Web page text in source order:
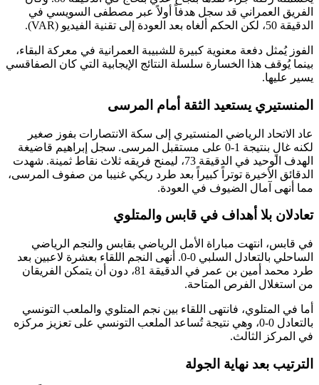
العمراني قد سجل هدفاً أولاً عبر مصطفى السويسي في
دفعة معنوية كبيرة للشبيبة العمرانية في معركة البقاء،
هذا الخسارة سلسلة النتائج الإيجابية التي كان الصفاقسي
يستعيد الثقة أمام المرسى
الرياضي المنستيري إلى سكة الانتصارات بفوز صغير
لكنه غالٍ بنتيجة 1-0 على مستقبل المرسى. سجل إبراهيم قاضيغة
الهدف الوحيد في الدقيقة 73، ليمنح فريقه ثلاث نقاط ثمينة. شهدت
الأخيرة توتراً كبيراً بعد طرد ريكي غنيبا من صفوف المرسى،
آمال الضيوف في العودة.
بلا أهداف في قابس والمتلوي
انتهت مباراة الأمل الرياضي بقابس والنجم الرياضي
الساحلي بالتعادل السلبي 0-0. أنهى النجم اللقاء بعشرة لاعبين بعد
طرد محمد أمين بن عمر في الدقيقة 81، دون أن يتمكن الفريقان
الفرص المتاحة.
فانتهى اللقاء بين نجم المتلوي والملعب التونسي
بالتعادل 0-0، وهي نتيجة تُساعد الملعب التونسي على تعزيز مركزه
الثالث.
بعد نهاية الجولة